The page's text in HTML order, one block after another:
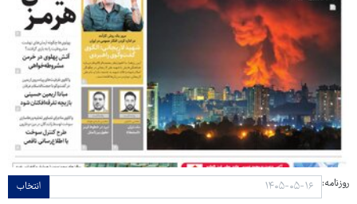
روزنامه: انتخاب